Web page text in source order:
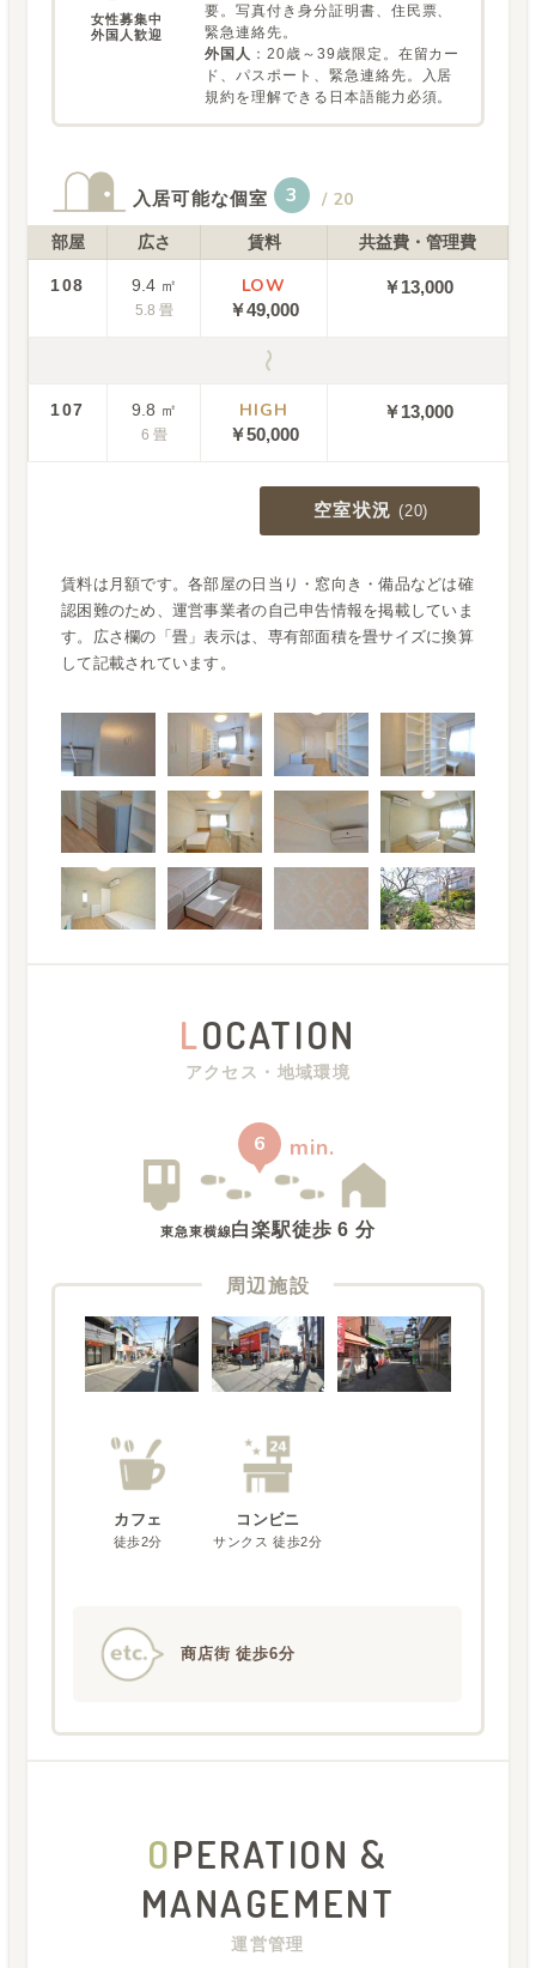
女性募集中
外国人歓迎
要。写真付き身分証明書、住民票、
緊急連絡先。
外国人 ： 20歳～39歳限定。在留カー
ド、パスポート、緊急連絡先。入居
規約を理解できる日本語能力必須。
入居可能な個室 3 / 20
部屋 広さ 賃料 共益費・管理費
108 9.4㎡
5.8 畳
LOW
￥49,000
￥13,000
〜
107 9.8 ㎡
6 畳
HIGH
￥50,000
￥13,000
空室状況 (20)
賃料は月額です。各部屋の日当り・窓向き・備品などは確
認困難のため、運営事業者の自己申告情報を掲載していま
す。広さ欄の「畳」表示は、専有部面積を畳サイズに換算
して記載されています。
LOCATION
アクセス・地域環境
6 min.
東急東横線白楽駅徒歩 6 分
周辺施設
カフェ
徒歩2分
コンビニ
サンクス 徒歩2分
商店街 徒歩6分
OPERATION &
MANAGEMENT
運営管理